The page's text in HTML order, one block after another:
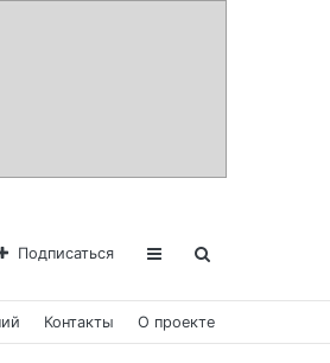
Подписаться
Контакты О проекте